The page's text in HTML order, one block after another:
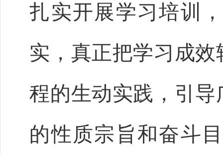
扎实开展学习培训
实，真正把学习成
程的生动实践，引
的性质宗旨和奋斗